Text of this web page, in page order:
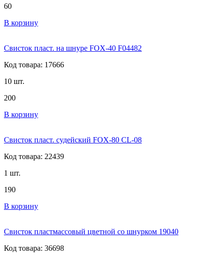
60
В корзину
Свисток пласт. на шнуре FOX-40 F04482
Код товара: 17666
10 шт.
200
В корзину
Свисток пласт. судейский FOX-80 CL-08
Код товара: 22439
1 шт.
190
В корзину
Свисток пластмассовый цветной со шнурком 19040
Код товара: 36698